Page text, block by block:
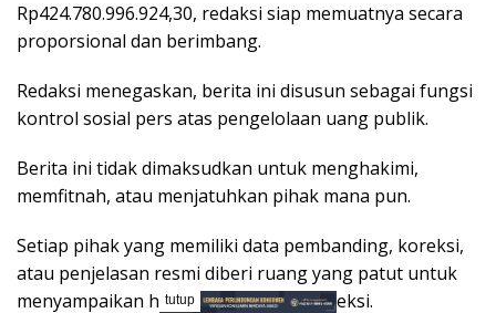
Rp424.780.996.924,30, redaksi siap memuatnya secara
proporsional dan berimbang.
Redaksi menegaskan, berita ini disusun sebagai fungsi
kontrol sosial pers atas pengelolaan uang publik.
Berita ini tidak dimaksudkan untuk menghakimi,
memfitnah, atau menjatuhkan pihak mana pun.
Setiap pihak yang memiliki data pembanding, koreksi,
atau penjelasan resmi diberi ruang yang patut untuk
menyampaikan hak jawab dan hak koreksi.
tutup